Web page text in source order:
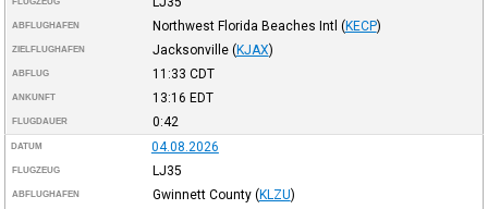
ABFLUGHAFEN Northwest Florida Beaches Intl (KECP)
ZIELFLUGHAFEN Jacksonville (KJAX)
ABFLUG 11:33 CDT
ANKUNFT 13:16 EDT
FLUGDAUER 0:42
DATUM 04.08.2026
FLUGZEUG LJ35
ABFLUGHAFEN Gwinnett County (KLZU)